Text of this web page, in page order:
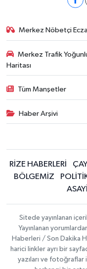
Merkez Nöbetçi
Merkez Trafik
Haritası
Tüm Manşetler
Haber Arşivi
RİZE HABERLERİ
BÖLGEMİZ
Sitede yayınlanan
Yayınlanan
Haberleri / Son Dakika
harici linkler ayrı bir
yazıları ve fotoğraflar